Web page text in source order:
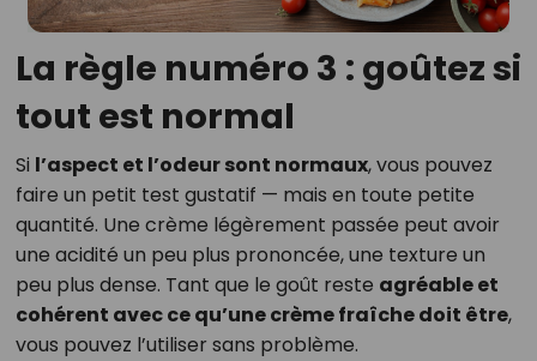
La règle numéro 3 : goûtez si
tout est normal
Si l’aspect et l’odeur sont normaux, vous pouvez
faire un petit test gustatif — mais en toute petite
quantité. Une crème légèrement passée peut avoir
une acidité un peu plus prononcée, une texture un
peu plus dense. Tant que le goût reste agréable et
cohérent avec ce qu’une crème fraîche doit être,
vous pouvez l’utiliser sans problème.